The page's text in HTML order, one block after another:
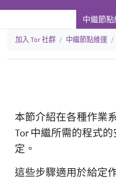
中繼節點
加入 Tor 社群 中繼節點維運
本節介紹在各種作業
Tor 中繼所需的程式
定。
這些步驟適用於給定